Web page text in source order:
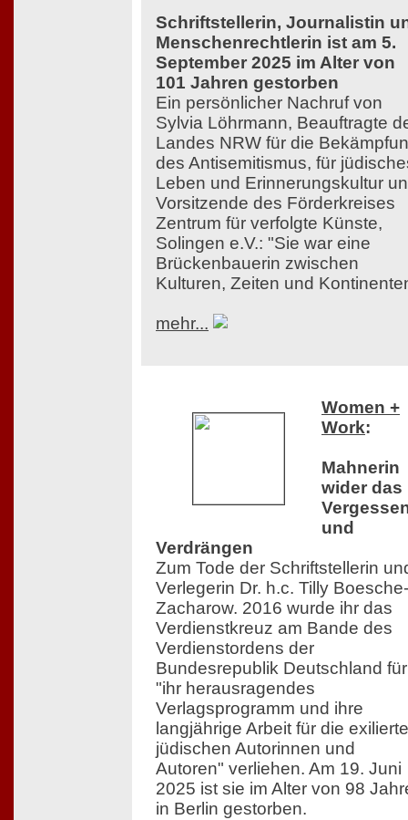
Schriftstellerin, Journalistin
Menschenrechtlerin ist am 5.
September 2025 im Alter von
101 Jahren gestorben
Ein persönlicher Nachruf von
Sylvia Löhrmann, Beauftragte
Landes NRW für die
des Antisemitismus, für
Leben und Erinnerungskultur
Vorsitzende des Förderkreises
Zentrum für verfolgte Künste,
Solingen e.V.: "Sie war eine
Brückenbauerin zwischen
Kulturen, Zeiten und
mehr...
Women +
Work:
Mahnerin
wider das
und
Verdrängen
Zum Tode der Schriftstellerin
Verlegerin Dr. h.c. Tilly Boesche-
Zacharow. 2016 wurde ihr das
Verdienstkreuz am Bande des
Verdienstordens der
Bundesrepublik Deutschland für
"ihr herausragendes
Verlagsprogramm und ihre
langjährige Arbeit für die
jüdischen Autorinnen und
Autoren" verliehen. Am 19. Juni
2025 ist sie im Alter von 98
in Berlin gestorben.